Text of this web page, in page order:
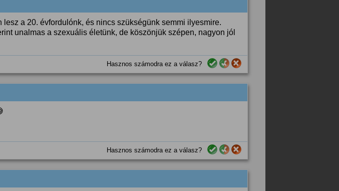
lesz a 20. évfordulónk, és nincs szükségünk semmi ilyesmire.
unalmas a szexuális életünk, de köszönjük szépen, nagyon jól
Hasznos számodra ez a válasz?
Hasznos számodra ez a válasz?